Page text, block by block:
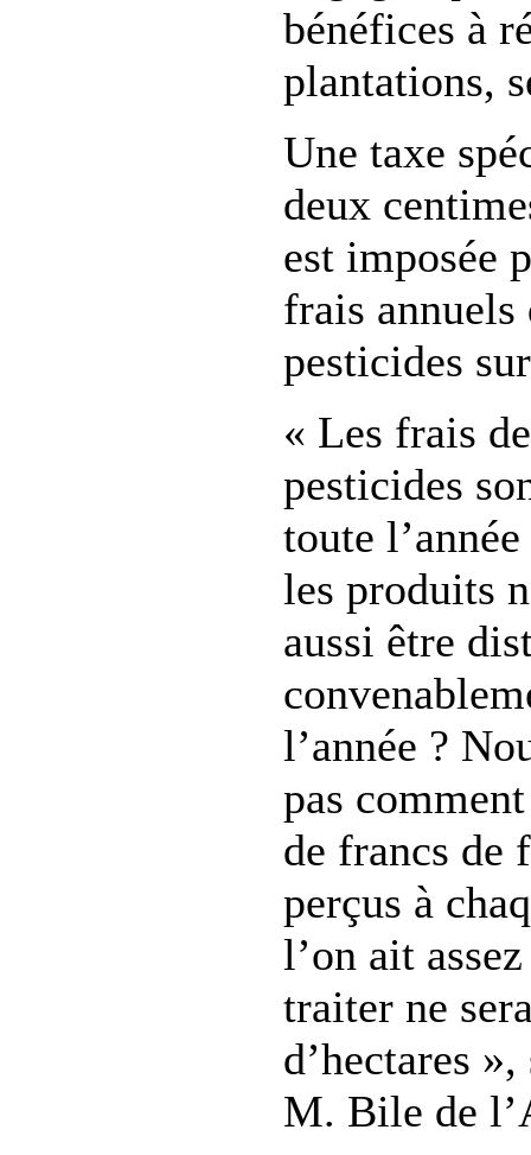
bénéfices à
plantations,
Une taxe
deux
est imposée
frais
pesticides
« Les frais
pesticides
toute
les produits
aussi être
l’année ?
pas
de francs de
perçus à
l’on ait
traiter ne
d’hectares »,
M. Bile de